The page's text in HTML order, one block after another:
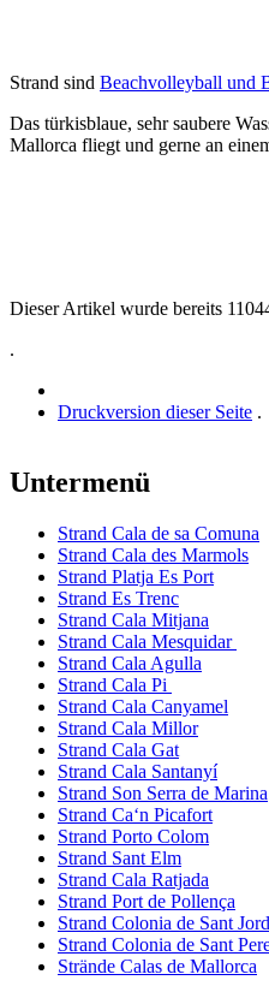
Strand sind Beachvolleyball und
Das türkisblaue, sehr saubere
Mallorca fliegt und gerne an
Dieser Artikel wurde bereits
.
Druckversion dieser Seite .
Untermenü
Strand Cala de sa Comuna
Strand Cala des Marmols
Strand Platja Es Port
Strand Es Trenc
Strand Cala Mitjana
Strand Cala Mesquidar
Strand Cala Agulla
Strand Cala Pi
Strand Cala Canyamel
Strand Cala Millor
Strand Cala Gat
Strand Cala Santanyí
Strand Son Serra de Marina
Strand Ca‘n Picafort
Strand Porto Colom
Strand Sant Elm
Strand Cala Ratjada
Strand Port de Pollença
Strand Colonia de Sant
Strand Colonia de Sant
Strände Calas de Mallorca